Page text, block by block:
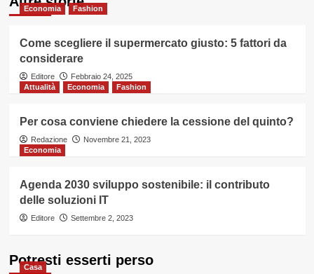
Economia Fashion
Come scegliere il supermercato giusto: 5 fattori da
considerare
Editore
Febbraio 24, 2025
Attualità
Economia Fashion
Per cosa conviene chiedere la cessione del quinto?
Redazione
Novembre 21, 2023
Economia
Agenda 2030 sviluppo sostenibile: il contributo
delle soluzioni IT
Editore Settembre 2, 2023
Potresti esserti perso
Casa